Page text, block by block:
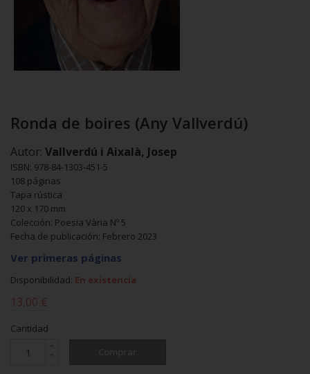
Ronda de boires (Any Vallverdú)
Autor: Vallverdú i Aixalà, Josep
ISBN: 978-84-1303-451-5
108 páginas
Tapa rústica
120 x 170 mm
Colección: Poesia Vària Nº 5
Fecha de publicación: Febrero 2023
Ver primeras páginas
Disponibilidad: En existencia
13,00 €
Cantidad